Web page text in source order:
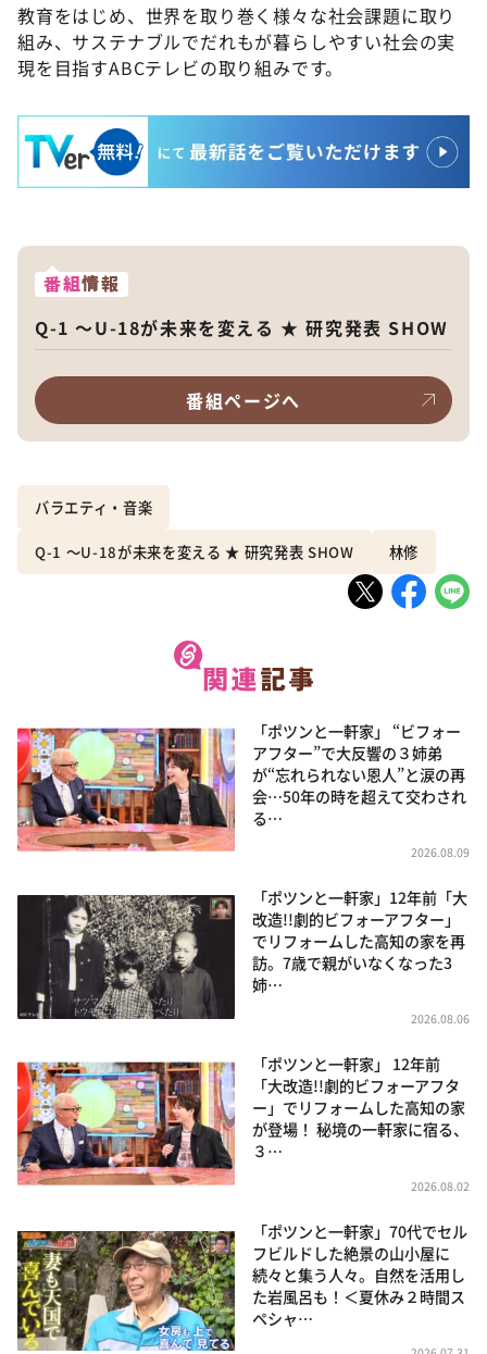
教育をはじめ、世界を取り巻く様々な社会課題に取り
組み、サステナブルでだれもが暮らしやすい社会の実
現を目指すABCテレビの取り組みです。
番組情報
Q-1 ～U-18が未来を変える ★ 研究発表 SHOW
番組ページへ
バラエティ・音楽
Q-1 ～U-18が未来を変える ★ 研究発表 SHOW 林修
「ポツンと一軒家」 “ビフォー
アフター”で大反響の３姉弟
が“忘れられない恩人”と涙の再
会…50年の時を超えて交わされ
る…
2026.08.09
「ポツンと一軒家」12年前「大
改造!!劇的ビフォーアフター」
でリフォームした高知の家を再
訪。7歳で親がいなくなった3
姉…
2026.08.06
「ポツンと一軒家」 12年前
「大改造!!劇的ビフォーアフタ
ー」でリフォームした高知の家
が登場！ 秘境の一軒家に宿る、
３…
2026.08.02
「ポツンと一軒家」70代でセル
フビルドした絶景の山小屋に
続々と集う人々。自然を活用し
た岩風呂も！＜夏休み２時間ス
ペシャ…